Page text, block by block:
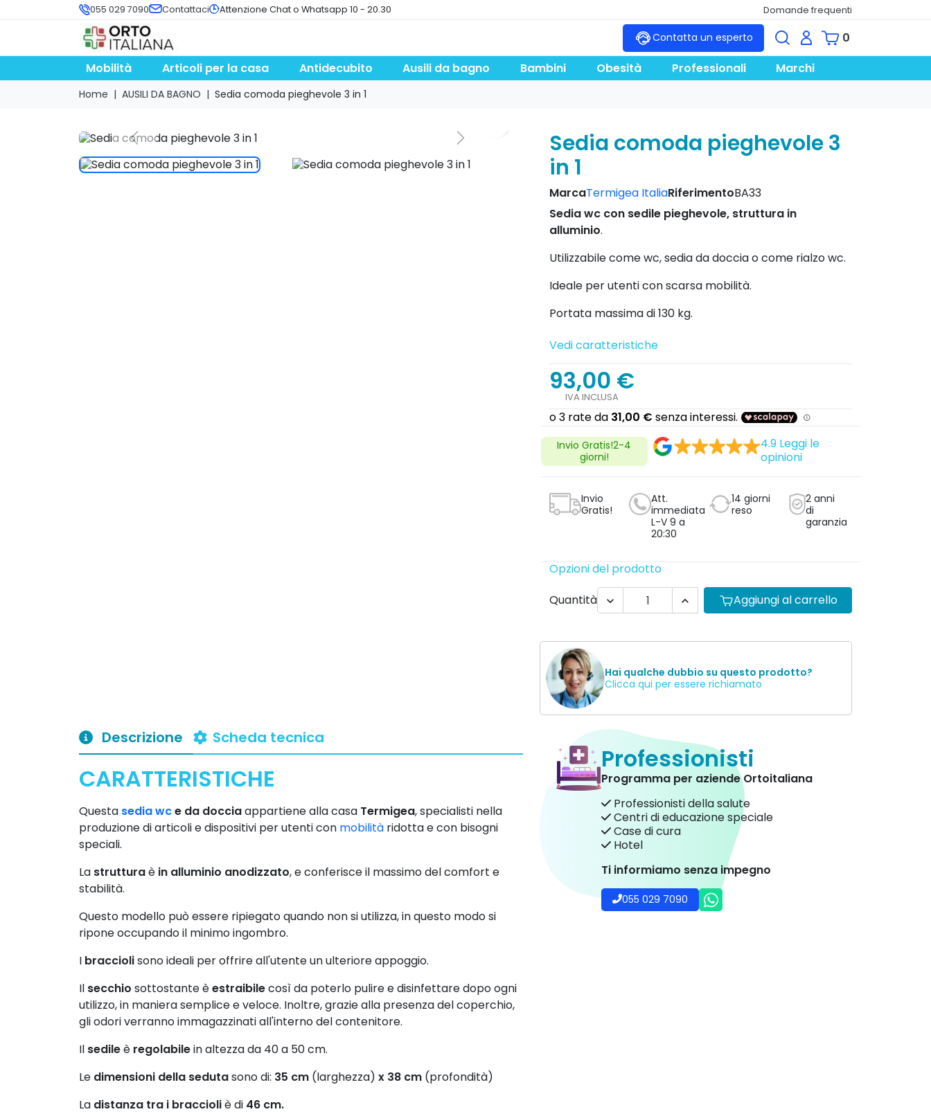
055 029 7090 Contattaci Attenzione Chat o Whatsapp 10 - 20.30 Domande frequenti
Contatta un esperto
0
Mobilità
Articoli per la casa Antidecubito Ausili da bagno Bambini Obesità Professionali Marchi
Home AUSILI DA BAGNO Sedia comoda pieghevole 3 in 1
Sedia comoda pieghevole 3
in 1
MarcaTermigea ItaliaRiferimentoBA33
Sedia wc con sedile pieghevole, struttura in
alluminio.
Utilizzabile come wc, sedia da doccia o come rialzo wc.
Ideale per utenti con scarsa mobilità.
Portata massima di 130 kg.
Vedi caratteristiche
93,00 €
IVA INCLUSA
Invio Gratis!2-4
giorni!
4.9 Leggi le
opinioni
Invio
Gratis!
Att.
immediata
L-V 9 a
20:30
14 giorni
reso
2 anni
di
garanzia
Opzioni del prodotto
Quantità
  Aggiungi al carrello
Hai qualche dubbio su questo prodotto?
Clicca qui per essere richiamato
Professionisti
Programma per aziende Ortoitaliana
Professionisti della salute
Centri di educazione speciale
Case di cura
Hotel
Ti informiamo senza impegno
055 029 7090
Descrizione Scheda tecnica
CARATTERISTICHE
Questa sedia wce da docciaappartiene alla casa Termigea, specialisti nella
produzione di articoli e dispositivi per utenti con mobilità ridotta e con bisogni
speciali.
La strutturaè in alluminio anodizzato, e conferisce il massimo del comfort e
stabilità.
Questo modello può essere ripiegato quando non si utilizza, in questo modo si
ripone occupando il minimo ingombro.
I bracciolisono ideali per offrire all'utente un ulteriore appoggio.
Il secchio sottostante èestraibilecosì da poterlo pulire e disinfettare dopo ogni
utilizzo, in maniera semplice e veloce. Inoltre, grazie alla presenza del coperchio,
gli odori verranno immagazzinati all'interno del contenitore.
Il sedileè regolabilein altezza da 40 a 50 cm.
Le dimensioni della sedutasono di: 35 cm (larghezza) x 38 cm (profondità)
La distanza tra i braccioliè di 46 cm.